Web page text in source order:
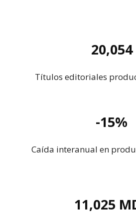
20,054
Títulos editoriales
-15%
Caída interanual en
11,025